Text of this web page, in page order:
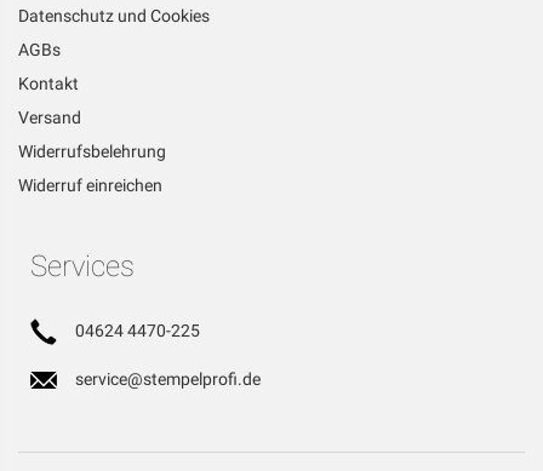
Datenschutz und Cookies
AGBs
Kontakt
Versand
Widerrufsbelehrung
Widerruf einreichen
Services
04624 4470-225
service@stempelprofi.de